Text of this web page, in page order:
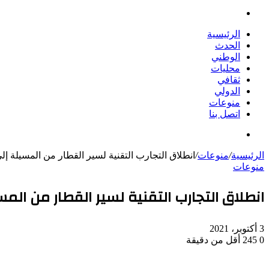
الرئيسية
الحدث
الوطني
محليات
ثقافي
الدولي
منوعات
اتصل بنا
الرئيسية/منوعات/ انطلاق التجارب التقنية لسير القطار من المسيلة
منوعات
انطلاق التجارب التقنية لسير القطار من
3 أكتوبر، 2021
0
أقل من دقيقة